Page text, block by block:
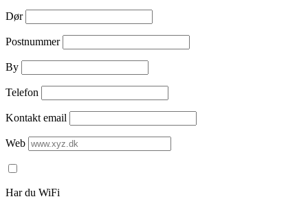
Dør
Postnummer
By
Telefon
Kontakt email
Web
Har du WiFi